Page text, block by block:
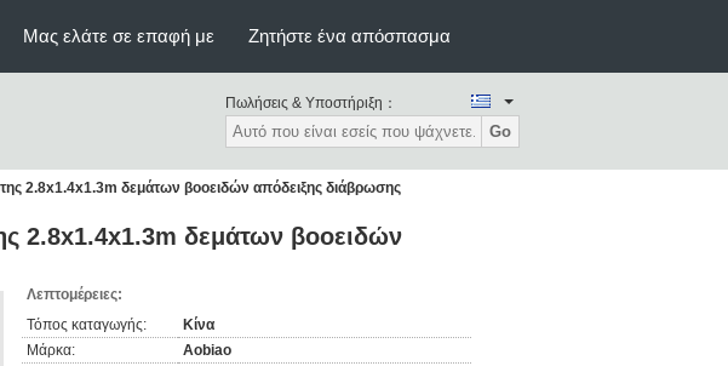
Μας ελάτε σε επαφή με Ζητήστε ένα απόσπασμα
Πωλήσεις & Υποστήριξη：
Go
2.8x1.4x1.3m δεμάτων βοοειδών απόδειξης διάβρωσης
2.8x1.4x1.3m δεμάτων βοοειδών
Λεπτομέρειες:
Τόπος καταγωγής:
Κίνα
Μάρκα:
Aobiao